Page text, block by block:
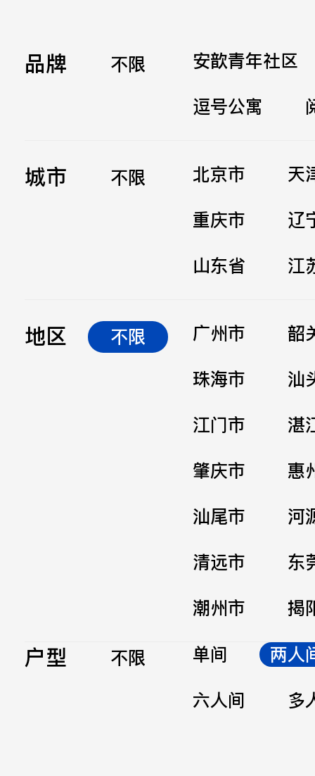
品牌 不限
安歆青年社区
逗号公寓
城市 不限 北京市
天
重庆市
辽
山东省
江
地区 不限 广州市
韶
珠海市
汕
江门市
湛
肇庆市
惠
汕尾市
河
清远市
东
潮州市
揭
户型 不限 单间
两人
六人间
多
立即提交